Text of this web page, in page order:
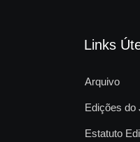
Links
Arquivo
Edições do
Estatuto